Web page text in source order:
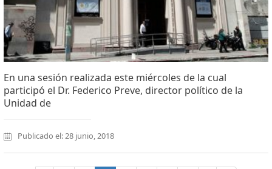
En una sesión realizada este miércoles de la cual
participó el Dr. Federico Preve, director político de la
Unidad de
Publicado el: 28 junio, 2018